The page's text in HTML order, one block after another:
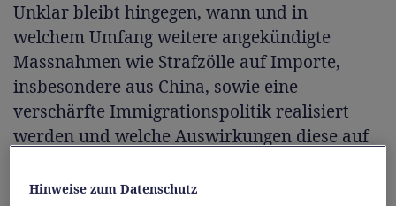
Unklar bleibt hingegen, wann und in
welchem Umfang weitere angekündigte
Massnahmen wie Strafzölle auf Importe,
insbesondere aus China, sowie eine
verschärfte Immigrationspolitik realisiert
werden und welche Auswirkungen diese auf
könnten.
Hinweise zum Datenschutz